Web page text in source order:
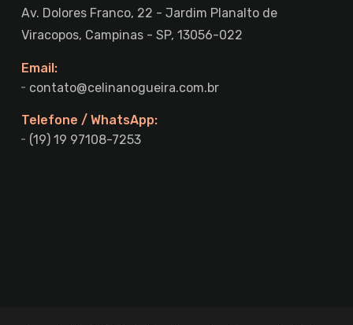
Av. Dolores Franco, 22 - Jardim Planalto de
Viracopos, Campinas - SP, 13056-022
Email:
contato@celinanogueira.com.br
Telefone / WhatsApp:
(19) 19 97108-7253